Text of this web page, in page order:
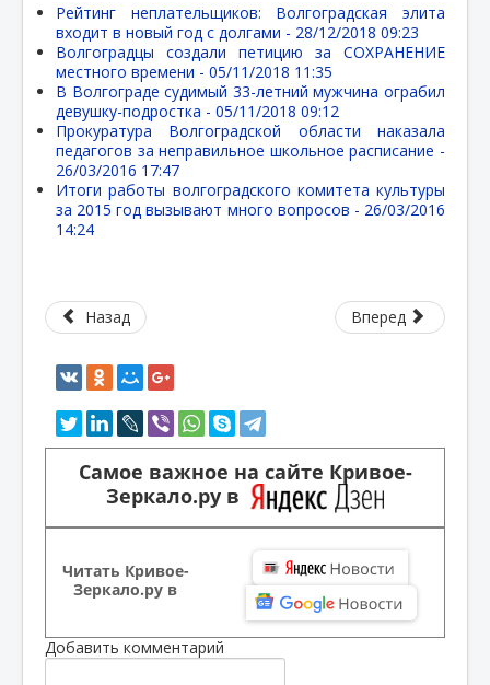
Рейтинг неплательщиков: Волгоградская элита
входит в новый год с долгами - 28/12/2018 09:23
Волгоградцы создали петицию за СОХРАНЕНИЕ
местного времени - 05/11/2018 11:35
В Волгограде судимый 33-летний мужчина ограбил
девушку-подростка - 05/11/2018 09:12
Прокуратура Волгоградской области наказала
педагогов за неправильное школьное расписание -
26/03/2016 17:47
Итоги работы волгоградского комитета культуры
за 2015 год вызывают много вопросов - 26/03/2016
14:24
Назад Вперед
Самое важное на сайте Кривое-
Зеркало.ру в
Читать Кривое-
Зеркало.ру в
Добавить комментарий